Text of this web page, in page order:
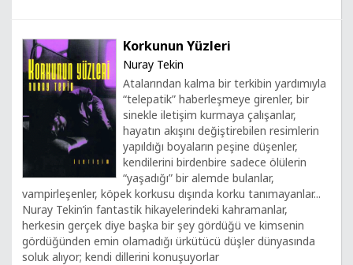
Korkunun Yüzleri
Nuray Tekin
Atalarından kalma bir terkibin yardımıyla
“telepatik” haberleşmeye girenler, bir
sinekle iletişim kurmaya çalışanlar,
hayatın akışını değiştirebilen resimlerin
yapıldığı boyaların peşine düşenler,
kendilerini birdenbire sadece ölülerin
“yaşadığı” bir alemde bulanlar,
vampirleşenler, köpek korkusu dışında korku tanımayanlar...
Nuray Tekin’in fantastik hikayelerindeki kahramanlar,
herkesin gerçek diye başka bir şey gördüğü ve kimsenin
gördüğünden emin olamadığı ürkütücü düşler dünyasında
soluk alıyor; kendi dillerini konuşuyorlar